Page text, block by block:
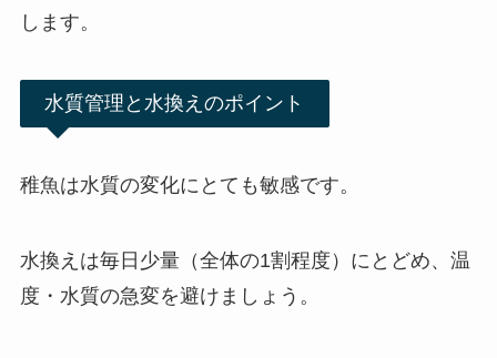
します。
水質管理と水換えのポイント
稚魚は水質の変化にとても敏感です。
水換えは毎日少量（全体の1割程度）にとどめ、温
度・水質の急変を避けましょう。